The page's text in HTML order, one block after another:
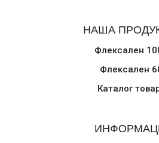
НАША
Флексален
Флексален
Каталог